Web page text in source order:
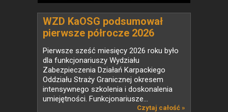
WZD KaOSG podsumował
pierwsze półrocze 2026
Pierwsze sześć miesięcy 2026 roku było
dla funkcjonariuszy Wydziału
Zabezpieczenia Działań Karpackiego
Oddziału Straży Granicznej okresem
intensywnego szkolenia i doskonalenia
umiejętności. Funkcjonariusze...
Czytaj całość »